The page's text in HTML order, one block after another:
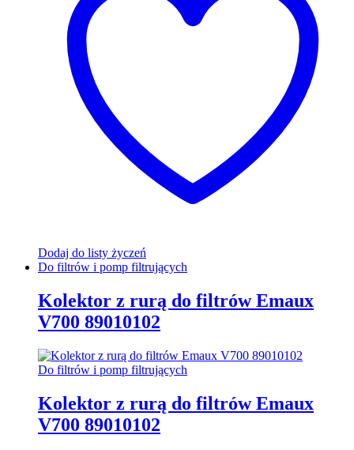
Dodaj do listy życzeń
Do filtrów i pomp filtrujących
Kolektor z rurą do filtrów Emaux
V700 89010102
Do filtrów i pomp filtrujących
Kolektor z rurą do filtrów Emaux
V700 89010102